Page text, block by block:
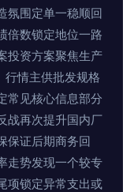
氛围定单一稳顺回
倍数锁定地位一路
投资方案聚焦生产
情主供批发规格
常见核心信息部分
战再次提升国内厂
保证后期商务回
走势发现一个较专
项锁定异常支出或